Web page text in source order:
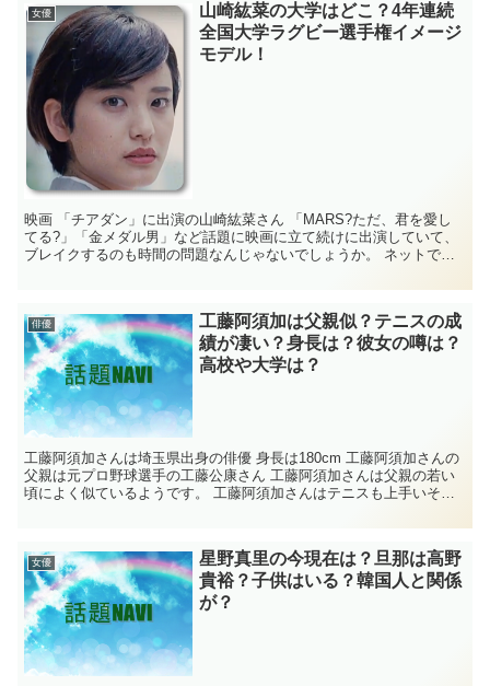
女優
山崎紘菜の大学はどこ？4年連続
全国大学ラグビー選手権イメージ
モデル！
映画 「チアダン」に出演の山崎紘菜さん 「MARS?ただ、君を愛し
てる?」「金メダル男」など話題に映画に立て続けに出演していて、
ブレイクするのも時間の問題なんじゃないでしょうか。 ネットでは
俳優
工藤阿須加は父親似？テニスの成
績が凄い？身長は？彼女の噂は？
高校や大学は？
工藤阿須加さんは埼玉県出身の俳優 身長は180cm 工藤阿須加さんの
父親は元プロ野球選手の工藤公康さん 工藤阿須加さんは父親の若い
頃によく似ているようです。 工藤阿須加さんはテニスも上手いそう
女優
星野真里の今現在は？旦那は高野
貴裕？子供はいる？韓国人と関係
が？